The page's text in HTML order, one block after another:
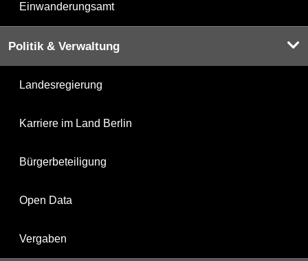
Einwanderungsamt
Politik & Verwaltung
Landesregierung
Karriere im Land Berlin
Bürgerbeteiligung
Open Data
Vergaben